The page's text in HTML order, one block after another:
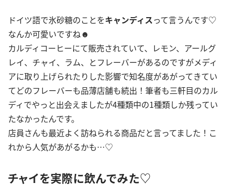
ドイツ語で氷砂糖のことをキャンディスって言うんです♡
なんか可愛いですね☻
カルディコーヒーにて販売されていて、レモン、アールグ
レイ、チャイ、ラム、とフレーバーがあるのですがメディ
アに取り上げられたりした影響で知名度があがってきてい
てどのフレーバーも品薄店舗も続出！筆者も三軒目のカル
ディでやっと出会えましたが4種類中の1種類しか残ってい
たなかったんです。
店員さんも最近よく訪ねられる商品だと言ってました！こ
れから人気があがるかも…♡
チャイを実際に飲んでみた♡